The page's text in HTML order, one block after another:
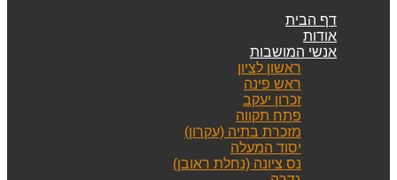
דף הבית
אודות
אנשי המושבות
ראשון לציון
ראש פינה
זכרון יעקב
פתח תקווה
מזכרת בתיה (עקרון)
יסוד המעלה
נס ציונה (נחלת ראובן)